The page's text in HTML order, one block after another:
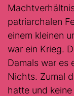
patriarchalen
einem kleinen
war ein Krieg.
Damals war es
Nichts. Zumal
hatte und